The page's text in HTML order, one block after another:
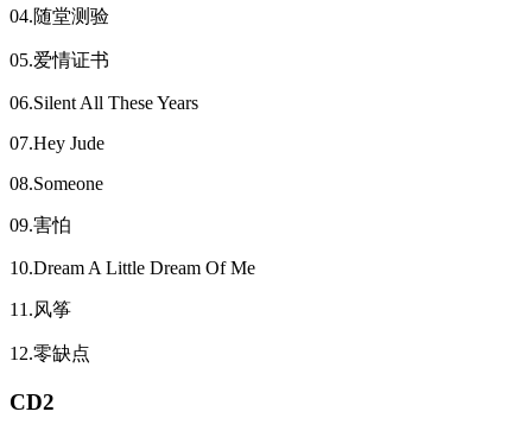
04.随堂测验
05.爱情证书
06.Silent All These Years
07.Hey Jude
08.Someone
09.害怕
10.Dream A Little Dream Of Me
11.风筝
12.零缺点
CD2